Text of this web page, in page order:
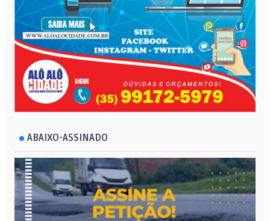
ABAIXO-ASSINADO